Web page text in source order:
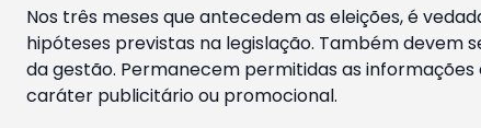
Nos três meses que antecedem as eleições, é
hipóteses previstas na legislação. Também devem
da gestão. Permanecem permitidas as
caráter publicitário ou promocional.